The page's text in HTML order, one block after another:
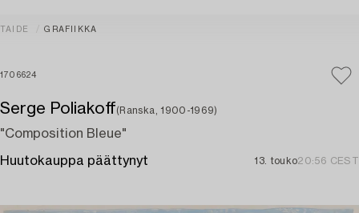
TAIDE GRAFIIKKA
1706624
Serge Poliakoff(Ranska, 1900-1969)
"Composition Bleue"
Huutokauppa päättynyt 13. touko20:56 CEST